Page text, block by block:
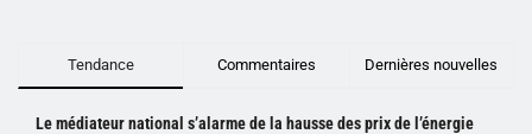
Tendance Commentaires Dernières nouvelles
Le médiateur national s’alarme de la hausse des prix de l’énergie